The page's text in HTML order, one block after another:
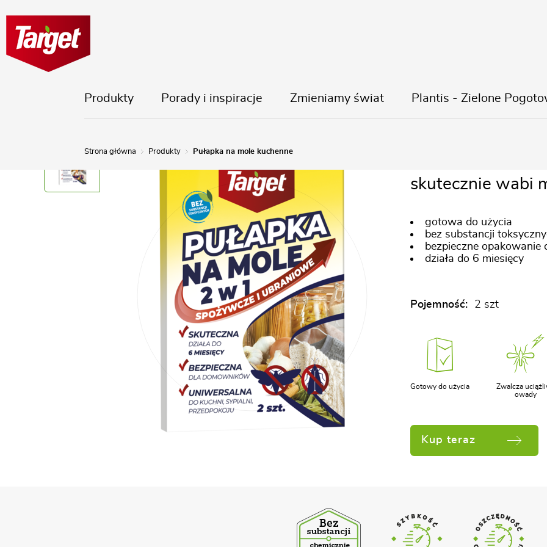
Produkty Porady i inspiracje Zmieniamy świat Plantis - Zielone
Strona główna Produkty Pułapka na mole kuchenne
skutecznie wabi
gotowa do użycia
bez substancji
bezpieczne
działa do 6 miesięcy
Pojemność: 2 szt
Gotowy do użycia
Zwalcza
owady
Kup teraz